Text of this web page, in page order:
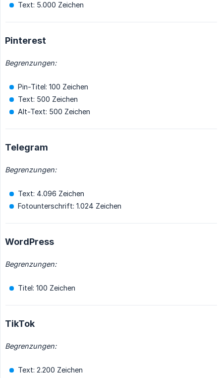
Text: 5.000 Zeichen
Pinterest
Begrenzungen:
Pin-Titel: 100 Zeichen
Text: 500 Zeichen
Alt-Text: 500 Zeichen
Telegram
Begrenzungen:
Text: 4.096 Zeichen
Fotounterschrift: 1.024 Zeichen
WordPress
Begrenzungen:
Titel: 100 Zeichen
TikTok
Begrenzungen:
Text: 2.200 Zeichen